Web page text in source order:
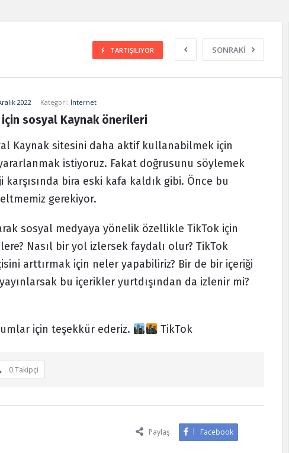
SONRAKİ
TARTIŞILIYOR
2022 Kategori: İnternet
sosyal Kaynak önerileri
Kaynak sitesini daha aktif kullanabilmek için
istiyoruz. Fakat doğrusunu söylemek
bira eski kafa kaldık gibi. Önce bu
gerekiyor.
sosyal medyaya yönelik özellikle TikTok için
Nasıl bir yol izlersek faydalı olur? TikTok
arttırmak için neler yapabiliriz? Bir de bir içeriği
bu içerikler yurtdışından da izlenir mi?
için teşekkür ederiz. TikTok
0Takipçi
Paylaş Facebook